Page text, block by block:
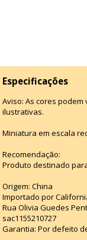
Especificações
Aviso: As cores
ilustrativas.
Miniatura em escala
Recomendação:
Produto destinado
Origem: China
Importado por
Rua Olivia Guedes
sac1155210727
Garantia: Por defeito